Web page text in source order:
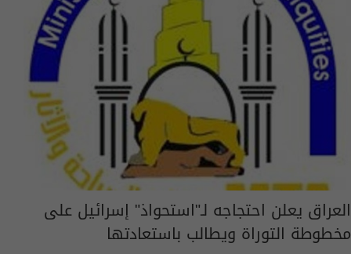
العراق يعلن احتجاجه لـ"استحواذ" إسرائيل على
مخطوطة التوراة ويطالب باستعادتها